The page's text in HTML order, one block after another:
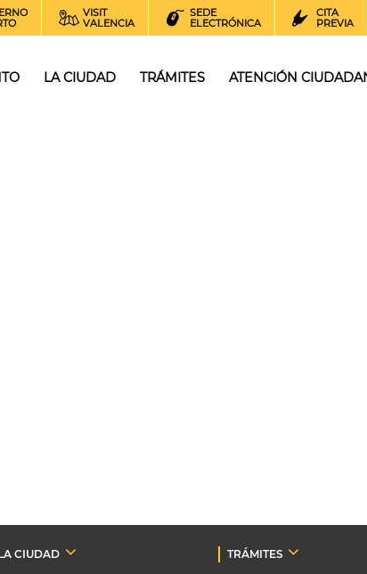
VISIT
VALENCIA
SEDE
ELECTRÓNICA
CITA
PREVIA
LA CIUDAD TRÁMITES ATENCIÓN
CIUDAD TRÁMITES